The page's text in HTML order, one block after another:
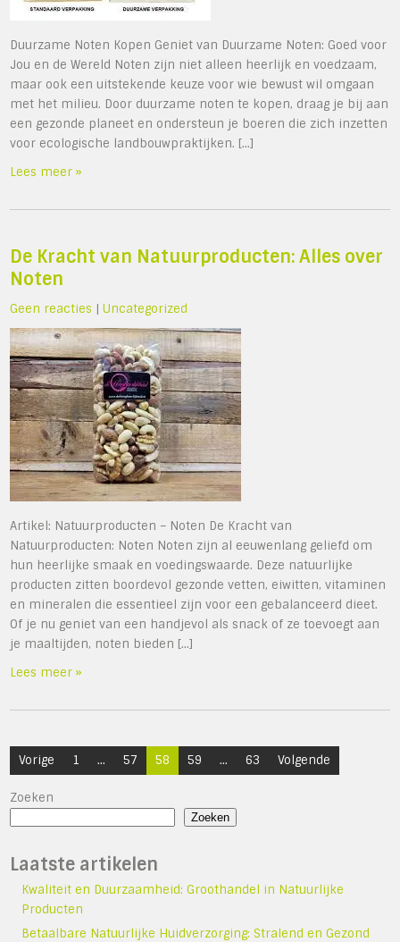
Duurzame Noten Kopen Geniet van Duurzame Noten: Goed voor
Jou en de Wereld Noten zijn niet alleen heerlijk en voedzaam,
maar ook een uitstekende keuze voor wie bewust wil omgaan
met het milieu. Door duurzame noten te kopen, draag je bij aan
een gezonde planeet en ondersteun je boeren die zich inzetten
voor ecologische landbouwpraktijken. […]
Lees meer »
De Kracht van Natuurproducten: Alles over
Noten
Geen reacties |Uncategorized
Artikel: Natuurproducten – Noten De Kracht van
Natuurproducten: Noten Noten zijn al eeuwenlang geliefd om
hun heerlijke smaak en voedingswaarde. Deze natuurlijke
producten zitten boordevol gezonde vetten, eiwitten, vitaminen
en mineralen die essentieel zijn voor een gebalanceerd dieet.
Of je nu geniet van een handjevol als snack of ze toevoegt aan
je maaltijden, noten bieden […]
Lees meer »
Berichten
paginering
Vorige 1 … 57 58 59 … 63 Volgende
Zoeken
Zoeken
Laatste artikelen
Kwaliteit en Duurzaamheid: Groothandel in Natuurlijke
Producten
Betaalbare Natuurlijke Huidverzorging: Stralend en Gezond